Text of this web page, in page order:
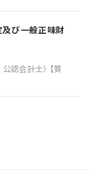
び一般正味財
認会計士） 【質